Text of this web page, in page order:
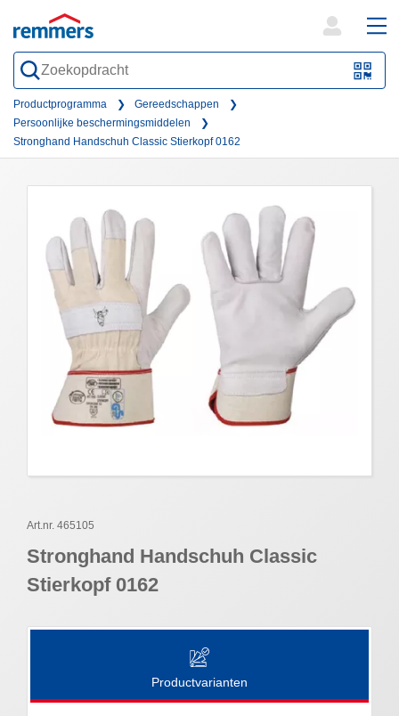
QR-
form
Productprogramma
Gereedschappen
Persoonlijke beschermingsmiddelen
Stronghand Handschuh Classic Stierkopf 0162
Art.nr. 465105
Stronghand Handschuh Classic
Stierkopf 0162
Productvarianten